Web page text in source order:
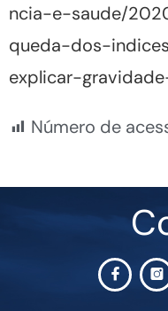
ncia-e-saude/
queda-dos-
explicar-
Número de